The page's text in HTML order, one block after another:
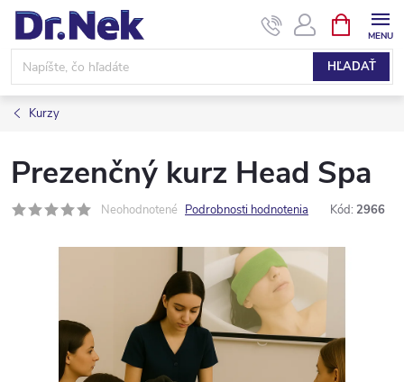
Prejsť
obsah
HĽADAŤ
KOŠÍK
Kurzy
Prezenčný kurz Head Spa
Neohodnotené Podrobnosti hodnotenia Kód: 2966